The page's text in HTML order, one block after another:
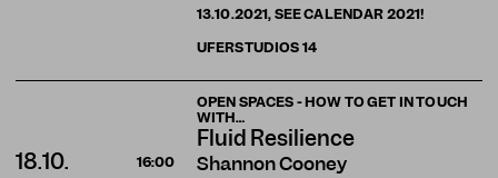
13.10.2021, SEE CALENDAR 2021!
UFERSTUDIOS14
OPEN SPACES - HOW TO GET IN TOUCH
WITH…
Fluid Resilience
Shannon Cooney
18.10. 16:00